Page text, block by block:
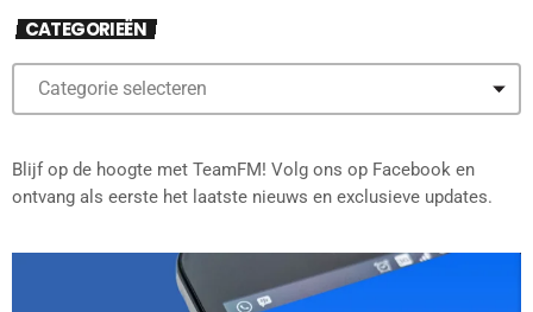
CATEGORIEËN
Blijf op de hoogte met TeamFM! Volg ons op Facebook en
ontvang als eerste het laatste nieuws en exclusieve updates.